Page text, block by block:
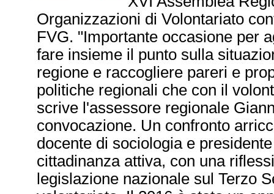
Organizzazioni di Volontariato
FVG. "Importante occasione per
fare insieme il punto sulla
regione e raccogliere pareri e
politiche regionali che con il
scrive l'assessore regionale
convocazione. Un confronto
docente di sociologia e
cittadinanza attiva, con una
legislazione nazionale sul Terzo